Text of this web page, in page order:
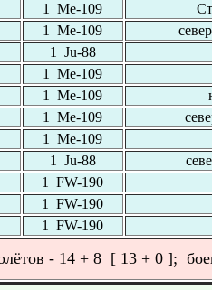
1 Ме-109
1 Ме-109
1 Ju-88
1 Ме-109
1 Ме-109
1 Ме-109
1 Ме-109
1 Ju-88
1 FW-190
1 FW-190
1 FW-190
- 14 + 8 [ 13 + 0 ];